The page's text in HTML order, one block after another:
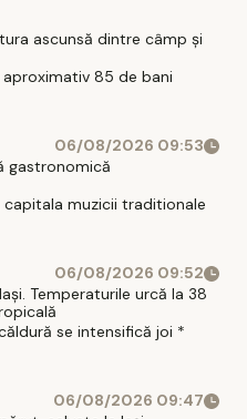
ascunsă dintre câmp și
aproximativ 85 de bani
06/08/2026 09:53
gastronomică
capitala muzicii traditionale
06/08/2026 09:52
Temperaturile urcă la 38
se intensifică joi *
06/08/2026 09:47